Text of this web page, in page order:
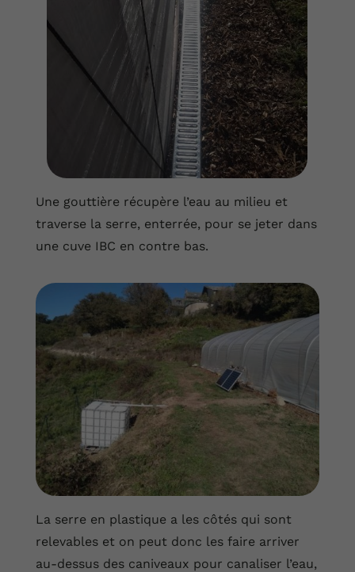
Une gouttière récupère l’eau au milieu et
traverse la serre, enterrée, pour se jeter dans
une cuve IBC en contre bas.
La serre en plastique a les côtés qui sont
relevables et on peut donc les faire arriver
au-dessus des caniveaux pour canaliser l’eau,